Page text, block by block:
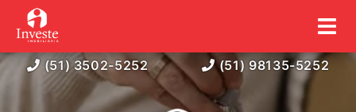
(51) 3502-5252 (51) 98135-5252